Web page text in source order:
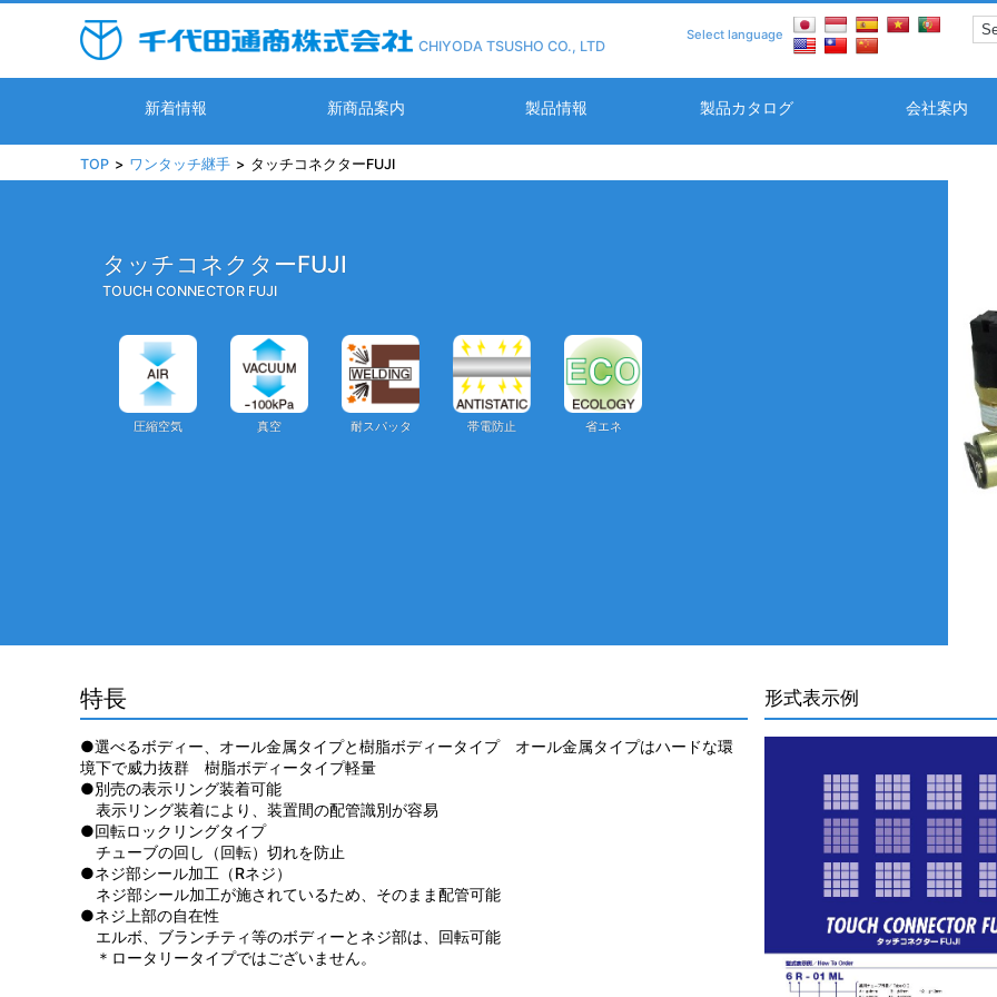
CHIYODA TSUSHO CO., LTD
Select language
新着情報 新商品案内 製品情報 製品カタログ 会社案内
TOP ワンタッチ継手 タッチコネクターFUJI
タッチコネクターFUJI
TOUCH CONNECTOR FUJI
圧縮空気 真空 耐スパッタ 帯電防止 省エネ
特長
●選べるボディー、オール金属タイプと樹脂ボディータイプ オール金属タイプはハードな環
境下で威力抜群 樹脂ボディータイプ軽量
●別売の表示リング装着可能
表示リング装着により、装置間の配管識別が容易
●回転ロックリングタイプ
チューブの回し（回転）切れを防止
●ネジ部シール加工（Rネジ）
ネジ部シール加工が施されているため、そのまま配管可能
●ネジ上部の自在性
エルボ、ブランチティ等のボディーとネジ部は、回転可能
＊ロータリータイプではございません。
形式表示例